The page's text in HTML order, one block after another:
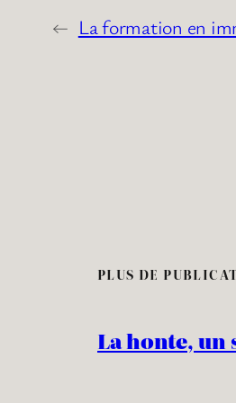
← La formation en
PLUS DE
La honte,